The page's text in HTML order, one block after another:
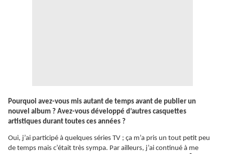
Pourquoi avez-vous mis autant de temps avant de publier un
nouvel album ? Avez-vous développé d’autres casquettes
artistiques durant toutes ces années ?
Oui, j’ai participé à quelques séries TV ; ça m’a pris un tout petit peu
de temps mais c’était très sympa. Par ailleurs, j’ai continué à me